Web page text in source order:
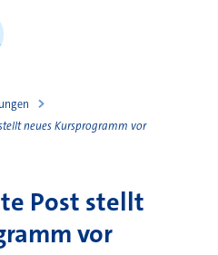
neues Kursprogramm vor
Post stellt
vor